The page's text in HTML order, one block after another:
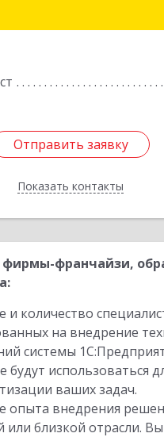
Отправить заявку
Показать контакты
Отправить заявку
Назад
франчайзи,
и количество
на внедрение
системы
будут использоваться
ваших задач.
опыта внедрения
или близкой отрасли.